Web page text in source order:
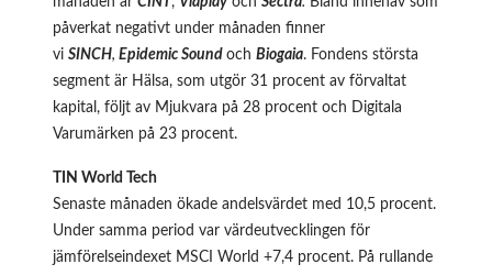
påverkat negativt under månaden finner
vi SINCH, Epidemic Sound och Biogaia. Fondens största
segment är Hälsa, som utgör 31 procent av förvaltat
kapital, följt av Mjukvara på 28 procent och Digitala
Varumärken på 23 procent.
TIN World Tech
Senaste månaden ökade andelsvärdet med 10,5 procent.
Under samma period var värdeutvecklingen för
jämförelseindexet MSCI World +7,4 procent. På rullande